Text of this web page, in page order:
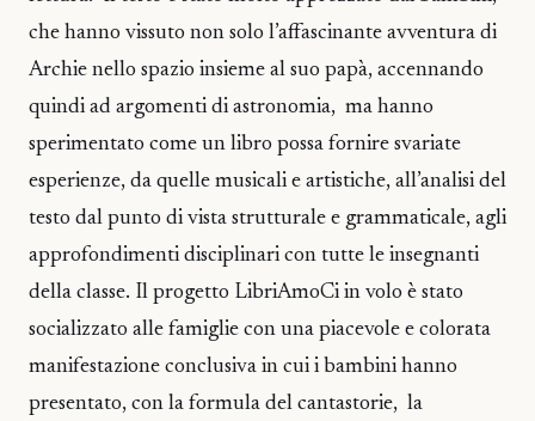
che hanno vissuto non solo l’affascinante avventura di
Archie nello spazio insieme al suo papà, accennando
quindi ad argomenti di astronomia, ma hanno
sperimentato come un libro possa fornire svariate
esperienze, da quelle musicali e artistiche, all’analisi del
testo dal punto di vista strutturale e grammaticale, agli
approfondimenti disciplinari con tutte le insegnanti
della classe. Il progetto LibriAmoCi in volo è stato
socializzato alle famiglie con una piacevole e colorata
manifestazione conclusiva in cui i bambini hanno
presentato, con la formula del cantastorie, la